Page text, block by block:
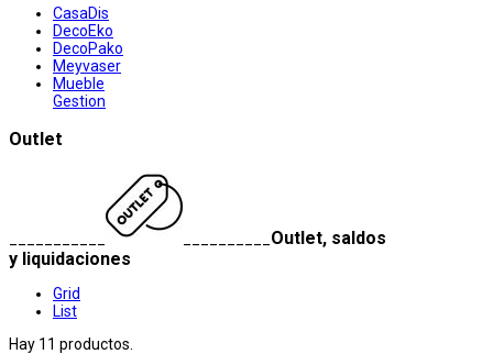
CasaDis
DecoEko
DecoPako
Meyvaser
Mueble
Gestion
Outlet
Outlet, saldos
y liquidaciones
Grid
List
Hay 11 productos.